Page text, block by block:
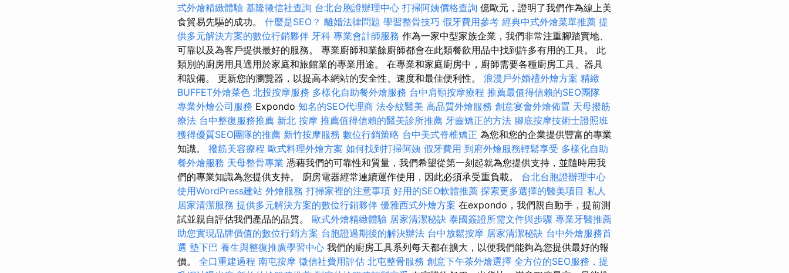
式外燴精緻體驗 基隆徵信社查詢 台北台胞證辦理中心 打掃阿姨價格查詢 億歐元，證明了我們作為線上美
食貿易先驅的成功。 什麼是SEO？ 離婚法律問題 學習整骨技巧 假牙費用參考 經典中式外燴菜單推薦 提
供多元解決方案的數位行銷夥伴 牙科 專業會計師服務 作為一家中型家族企業，我們非常注重腳踏實地、
可靠以及為客戶提供最好的服務。 專業廚師和業餘廚師都會在此類餐飲用品中找到許多有用的工具。 此
類別的廚房用具適用於家庭和旅館業的專業用途。 在專業和家庭廚房中，廚師需要各種廚房工具、器具
和設備。 更新您的瀏覽器，以提高本網站的安全性、速度和最佳便利性。 浪漫戶外婚禮外燴方案 精緻
BUFFET外燴菜色 北投按摩服務 多樣化自助餐外燴服務 台中肩頸按摩療程 推薦最值得信賴的SEO團隊
專業外燴公司服務 Expondo 知名的SEO代理商 法令紋醫美 高品質外燴服務 創意宴會外燴佈置 天母撥筋
療法 台中整復服務推薦 新北 按摩 推薦值得信賴的醫美診所推薦 牙齒矯正的方法 腳底按摩技術士證照班
獲得優質SEO團隊的推薦 新竹按摩服務 數位行銷策略 台中美式脊椎矯正 為您和您的企業提供豐富的專業
知識。 撥筋美容療程 歐式料理外燴方案 如何找到打掃阿姨 假牙費用 到府外燴服務輕鬆享受 多樣化自助
餐外燴服務 天母整骨專業 憑藉我們的可靠性和質量，我們希望從第一刻起就為您提供支持，並隨時用我
們的專業知識為您提供支持。 廚房電器經常連續運作使用，因此必須承受重負載。 台北台胞證辦理中心
使用WordPress建站 外燴服務 打掃家裡的注意事項 好用的SEO軟體推薦 探索更多選擇的醫美項目 私人
居家清潔服務 提供多元解決方案的數位行銷夥伴 優雅西式外燴方案 在expondo，我們親自動手，提前測
試並親自評估我們產品的品質。 歐式外燴精緻體驗 居家清潔秘訣 泰國簽證所需文件與步驟 專業牙醫推薦
助您實現品牌價值的數位行銷方案 台胞證過期後的解決辦法 台中放鬆按摩 居家清潔秘訣 台中外燴服務首
選 墊下巴 養生與整復推廣學習中心 我們的廚房工具系列每天都在擴大，以便我們能夠為您提供最好的報
價。 全口重建過程 南屯按摩 徵信社費用評估 北屯整骨服務 創意下午茶外燴選擇 全方位的SEO服務，提